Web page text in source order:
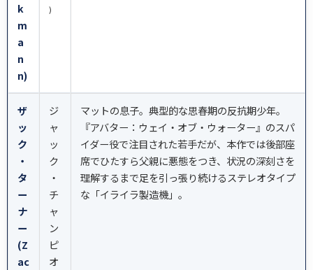
k
m
a
n
n)
)
ザ
ッ
ク
・
タ
ー
ナ
ー
(Z
ac
ジ
ャ
ッ
ク
・
チ
ャ
ン
ピ
オ
マットの息子。典型的な思春期の反抗期少年。
『アバター：ウェイ・オブ・ウォーター』のスパ
イダー役で注目された若手だが、本作では後部座
席でひたすら父親に悪態をつき、状況の深刻さを
理解するまで足を引っ張り続けるステレオタイプ
な「イライラ製造機」。